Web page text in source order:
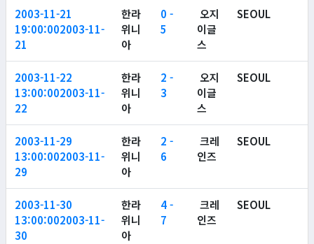
2003-11-21
19:00:002003-11-
21
한라
위니
아
0 -
5
오지
이글
스
SEOUL
2003-11-22
13:00:002003-11-
22
한라
위니
아
2 -
3
오지
이글
스
SEOUL
2003-11-29
13:00:002003-11-
29
한라
위니
아
2 -
6
크레
인즈
SEOUL
2003-11-30
13:00:002003-11-
30
한라
위니
아
4 -
7
크레
인즈
SEOUL